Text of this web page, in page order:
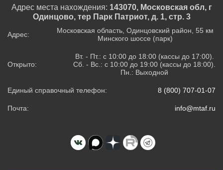
Адрес места нахождения: 143070, Московская обл, г
Одинцово, тер Парк Патриот, д. 1, стр. 3
Адрес:
Московская область, Одинцовский район, 55 км
Минского шоссе (парк)
Открыто:
Вт. - Пт.: с 10:00 до 18:00 (кассы до 17:00).
Сб. - Вс.: с 10:00 до 19:00 (кассы до 18:00).
Пн.: Выходной
Единый справочный телефон: 8 (800) 707-01-07
Почта: info@mtaf.ru